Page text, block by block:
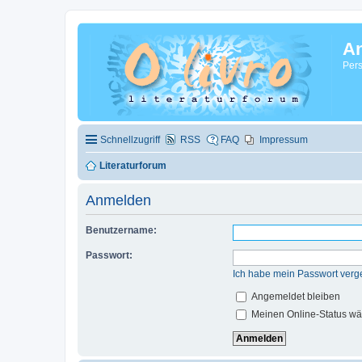
Schnellzugriff RSS FAQ Impressum
Literaturforum
Anmelden
Benutzername:
Passwort:
Ich habe mein Passwort
Angemeldet bleiben
Meinen Online-Status